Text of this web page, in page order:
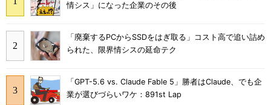
情シス」になった企業のその後
「廃棄するPCからSSDをはぎ取る」コスト高で追い詰め
られた、限界情シスの延命テク
「GPT-5.6 vs. Claude Fable 5」勝者はClaude、でも企
業が選びづらいワケ：891st Lap